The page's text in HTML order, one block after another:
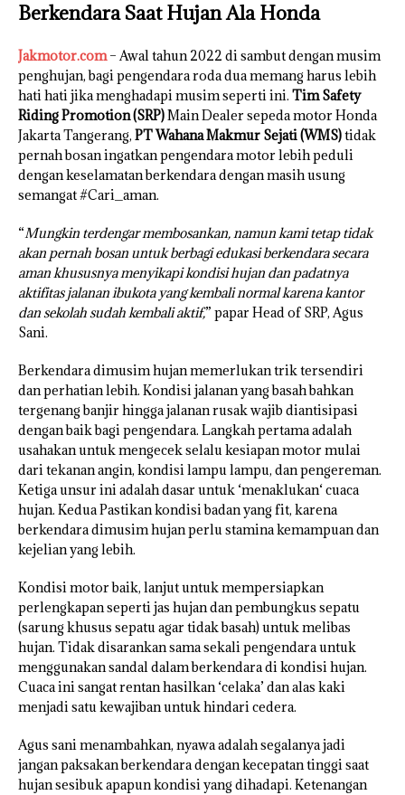
Berkendara Saat Hujan Ala Honda
Jakmotor.com– Awal tahun 2022 di sambut dengan musim
penghujan, bagi pengendara roda dua memang harus lebih
hati hati jika menghadapi musim seperti ini. Tim Safety
Riding Promotion (SRP)Main Dealer sepeda motor Honda
Jakarta Tangerang, PT Wahana Makmur Sejati (WMS)tidak
pernah bosan ingatkan pengendara motor lebih peduli
dengan keselamatan berkendara dengan masih usung
semangat #Cari_aman.
“Mungkin terdengar membosankan, namun kami tetap tidak
akan pernah bosan untuk berbagi edukasi berkendara secara
aman khususnya menyikapi kondisi hujan dan padatnya
aktifitas jalanan ibukota yang kembali normal karena kantor
dan sekolah sudah kembali aktif,” papar Head of SRP, Agus
Sani.
Berkendara dimusim hujan memerlukan trik tersendiri
dan perhatian lebih. Kondisi jalanan yang basah bahkan
tergenang banjir hingga jalanan rusak wajib diantisipasi
dengan baik bagi pengendara. Langkah pertama adalah
usahakan untuk mengecek selalu kesiapan motor mulai
dari tekanan angin, kondisi lampu lampu, dan pengereman.
Ketiga unsur ini adalah dasar untuk ‘menaklukan‘ cuaca
hujan. Kedua Pastikan kondisi badan yang fit, karena
berkendara dimusim hujan perlu stamina kemampuan dan
kejelian yang lebih.
Kondisi motor baik, lanjut untuk mempersiapkan
perlengkapan seperti jas hujan dan pembungkus sepatu
(sarung khusus sepatu agar tidak basah) untuk melibas
hujan. Tidak disarankan sama sekali pengendara untuk
menggunakan sandal dalam berkendara di kondisi hujan.
Cuaca ini sangat rentan hasilkan ‘celaka’ dan alas kaki
menjadi satu kewajiban untuk hindari cedera.
Agus sani menambahkan, nyawa adalah segalanya jadi
jangan paksakan berkendara dengan kecepatan tinggi saat
hujan sesibuk apapun kondisi yang dihadapi. Ketenangan